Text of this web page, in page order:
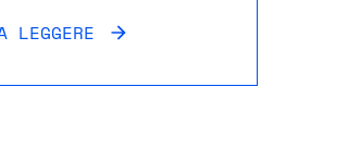
LEGGERE